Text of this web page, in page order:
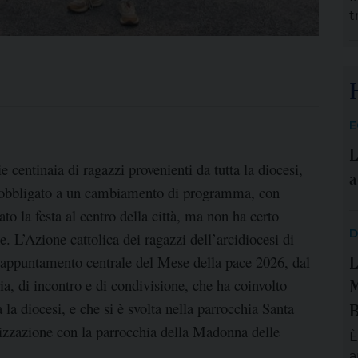
centinaia di ragazzi provenienti da tutta la diocesi,
a un cambiamento di programma, con
la festa al centro della città, ma non ha certo
cattolica dei ragazzi dell’arcidiocesi di
centrale del Mese della pace 2026, dal
di incontro e di condivisione, che ha coinvolto
diocesi, e che si è svolta nella parrocchia Santa
con la parrocchia della Madonna delle